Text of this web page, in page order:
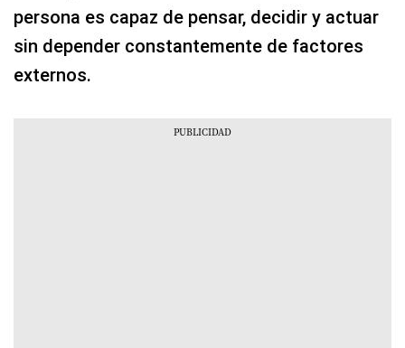
persona es capaz de pensar, decidir y actuar
sin depender constantemente de factores
externos.